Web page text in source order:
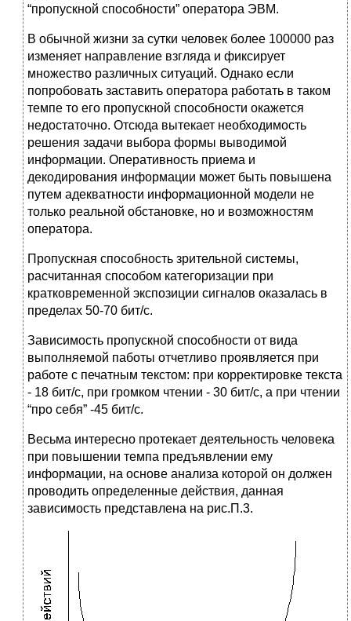
“пропускной способности” оператора ЭВМ.
В обычной жизни за сутки человек более 100000 раз
изменяет направление взгляда и фиксирует
множество различных ситуаций. Однако если
попробовать заставить оператора работать в таком
темпе то его пропускной способности окажется
недостаточно. Отсюда вытекает необходимость
решения задачи выбора формы выводимой
информации. Оперативность приема и
декодирования информации может быть повышена
путем адекватности информационной модели не
только реальной обстановке, но и возможностям
оператора.
Пропускная способность зрительной системы,
расчитанная способом категоризации при
кратковременной экспозиции сигналов оказалась в
пределах 50-70 бит/с.
Зависимость пропускной способности от вида
выполняемой паботы отчетливо проявляется при
работе с печатным текстом: при корректировке текста
- 18 бит/с, при громком чтении - 30 бит/с, а при чтении
“про себя” -45 бит/с.
Весьма интересно протекает деятельность человека
при повышении темпа предъявлении ему
информации, на основе анализа которой он должен
проводить определенные действия, данная
зависимость представлена на рис.П.3.